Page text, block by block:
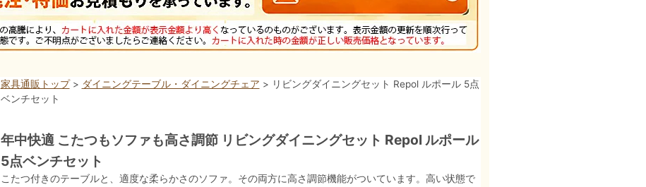
家具通販トップ> ダイニングテーブル・ダイニングチェア > リビングダイニングセット Repol ルポール 5点
ベンチセット
年中快適 こたつもソファも高さ調節 リビングダイニングセット Repol ルポール
5点ベンチセット
こたつ付きのテーブルと、適度な柔らかさのソファ。その両方に高さ調節機能がついています。高い状態で